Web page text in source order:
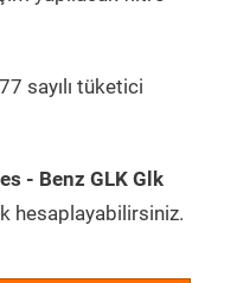
sayılı tüketici
- Benz GLK Glk
hesaplayabilirsiniz.